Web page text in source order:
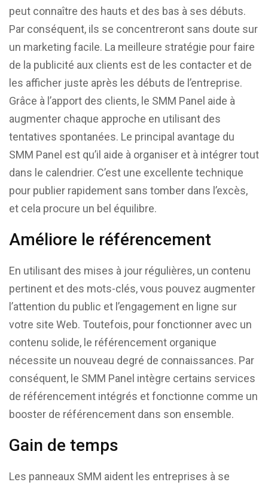
peut connaître des hauts et des bas à ses débuts.
Par conséquent, ils se concentreront sans doute sur
un marketing facile. La meilleure stratégie pour faire
de la publicité aux clients est de les contacter et de
les afficher juste après les débuts de l’entreprise.
Grâce à l’apport des clients, le SMM Panel aide à
augmenter chaque approche en utilisant des
tentatives spontanées. Le principal avantage du
SMM Panel est qu’il aide à organiser et à intégrer tout
dans le calendrier. C’est une excellente technique
pour publier rapidement sans tomber dans l’excès,
et cela procure un bel équilibre.
Améliore le référencement
En utilisant des mises à jour régulières, un contenu
pertinent et des mots-clés, vous pouvez augmenter
l’attention du public et l’engagement en ligne sur
votre site Web. Toutefois, pour fonctionner avec un
contenu solide, le référencement organique
nécessite un nouveau degré de connaissances. Par
conséquent, le SMM Panel intègre certains services
de référencement intégrés et fonctionne comme un
booster de référencement dans son ensemble.
Gain de temps
Les panneaux SMM aident les entreprises à se